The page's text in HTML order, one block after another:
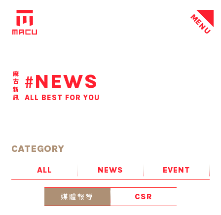
MENU
麻古新訊 #NEWS
ALL BEST FOR YOU
CATEGORY
ALL NEWS EVENT
媒體報導 CSR